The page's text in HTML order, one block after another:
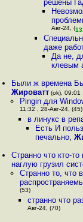
решены
Авг-24, (
даже
Да не,
клевым
Были ж времена
Жироватт (ok), 09:01
Pingin для
11:32 , 28-Авг-24, (45)
в линукс в
Есть И
печально,
Странно что кто-
наглую грузил
Странно то, что
(53)
странно что
Авг-24, (70)